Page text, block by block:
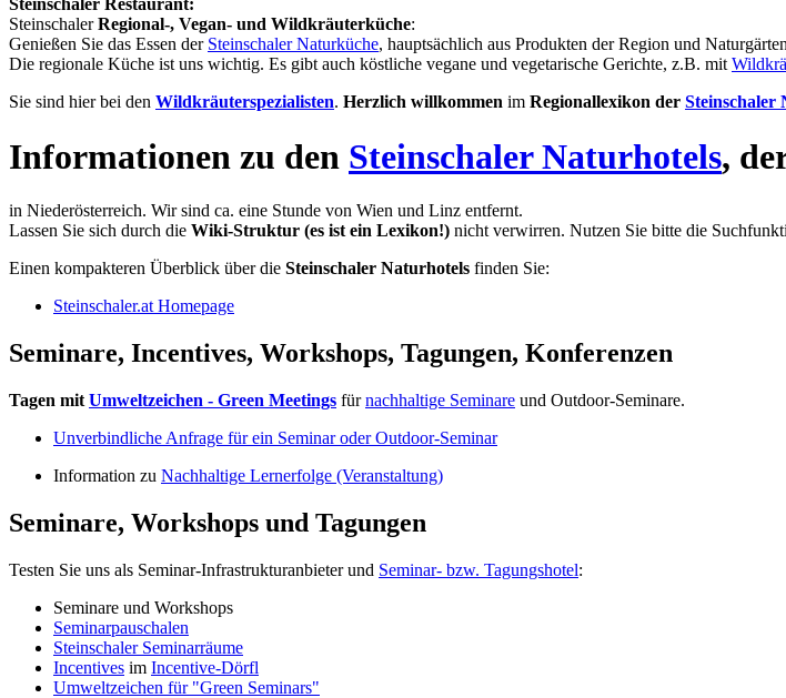
Steinschaler Restaurant:
SteinschalerRegional-, Vegan- und Wildkräuterküche:
Genießen Sie das Essen der Steinschaler Naturküche, hauptsächlich aus Produkten der Region und
Die regionale Küche ist uns wichtig. Es gibt auch köstliche vegane und vegetarische Gerichte, z.B. mit
Sie sind hier bei den Wildkräuterspezialisten. Herzlich willkommen im Regionallexikon der Steinschaler
Informationen zu den Steinschaler Naturhotels,
in Niederösterreich. Wir sind ca. eine Stunde von Wien und Linz entfernt.
Lassen Sie sich durch die Wiki-Struktur (es ist ein Lexikon!) nicht verwirren. Nutzen Sie bitte die
Einen kompakteren Überblick über die Steinschaler Naturhotels finden Sie:
Steinschaler.at Homepage
Seminare, Incentives, Workshops, Tagungen, Konferenzen
Tagen mit Umweltzeichen - Green Meetings fürnachhaltige Seminare und Outdoor-Seminare.
Unverbindliche Anfrage für ein Seminar oder Outdoor-Seminar
Information zu Nachhaltige Lernerfolge (Veranstaltung)
Seminare, Workshops und Tagungen
Testen Sie uns als Seminar-Infrastrukturanbieter und Seminar- bzw. Tagungshotel:
Seminare und Workshops
Seminarpauschalen
Steinschaler Seminarräume
Incentives im Incentive-Dörfl
Umweltzeichen für "Green Seminars"